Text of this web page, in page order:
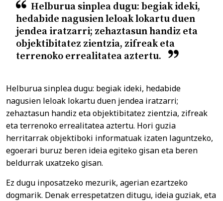
Helburua sinplea dugu: begiak ideki,
hedabide nagusien leloak lokartu duen
jendea iratzarri; zehaztasun handiz eta
objektibitatez zientzia, zifreak eta
terrenoko errealitatea aztertu.
Helburua sinplea dugu: begiak ideki, hedabide
nagusien leloak lokartu duen jendea iratzarri;
zehaztasun handiz eta objektibitatez zientzia, zifreak
eta terrenoko errealitatea aztertu. Hori guzia
herritarrak objektiboki informatuak izaten laguntzeko,
egoerari buruz beren ideia egiteko gisan eta beren
beldurrak uxatzeko gisan.
Ez dugu inposatzeko mezurik, agerian ezartzeko
dogmarik. Denak errespetatzen ditugu, ideia guziak, eta